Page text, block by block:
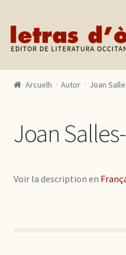
Skip to navigation
Skip to content
Catalògue
Actualitats
Arcuelh Autor Joan
Joan
Voir la description en